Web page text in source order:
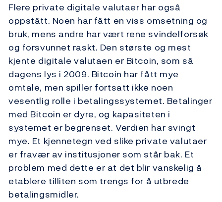
Flere private digitale valutaer har også
oppstått. Noen har fått en viss omsetning og
bruk, mens andre har vært rene svindelforsøk
og forsvunnet raskt. Den største og mest
kjente digitale valutaen er Bitcoin, som så
dagens lys i 2009. Bitcoin har fått mye
omtale, men spiller fortsatt ikke noen
vesentlig rolle i betalingssystemet. Betalinger
med Bitcoin er dyre, og kapasiteten i
systemet er begrenset. Verdien har svingt
mye. Et kjennetegn ved slike private valutaer
er fravær av institusjoner som står bak. Et
problem med dette er at det blir vanskelig å
etablere tilliten som trengs for å utbrede
betalingsmidler.